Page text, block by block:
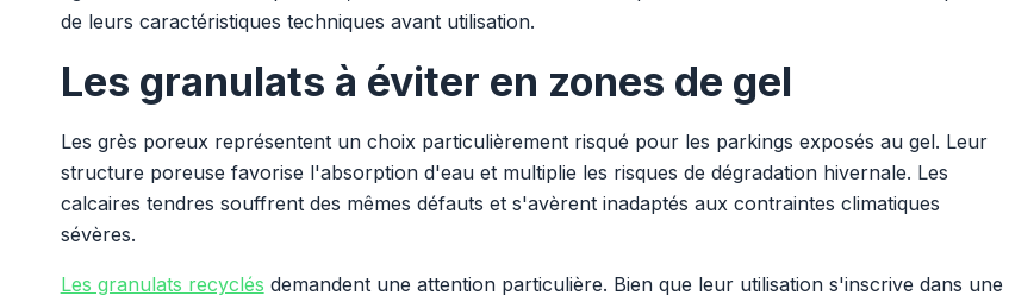
de leurs caractéristiques techniques avant utilisation.
Les granulats à éviter en zones de gel
Les grès poreux représentent un choix particulièrement risqué pour les parkings exposés au gel. Leur
structure poreuse favorise l'absorption d'eau et multiplie les risques de dégradation hivernale. Les
calcaires tendres souffrent des mêmes défauts et s'avèrent inadaptés aux contraintes climatiques
sévères.
Les granulats recyclés demandent une attention particulière. Bien que leur utilisation s'inscrive dans une